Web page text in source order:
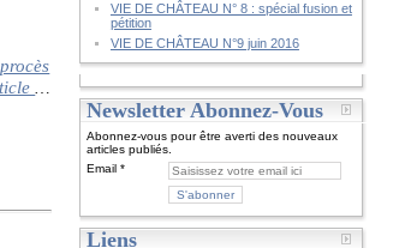
…
VIE DE CHÂTEAU N° 8 : spécial fusion et
pétition
VIE DE CHÂTEAU N°9 juin 2016
Newsletter Abonnez-Vous
Abonnez-vous pour être averti des nouveaux
articles publiés.
Email
Liens